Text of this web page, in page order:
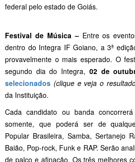
federal pelo estado de Goiás.
Festival de Música –Entre os
dentro do Integra IF Goiano, a 3ª
provavelmente o mais esperado. O
segundo dia do Integra, 02 de
selecionados (clique e veja o
da Instituição.
Cada candidato ou banda
somente, que poderá ser de
Popular Brasileira, Samba, Sertanejo
Baião, Pop-rock, Funk e RAP. Serão
de palco e afinação. Os três melhores